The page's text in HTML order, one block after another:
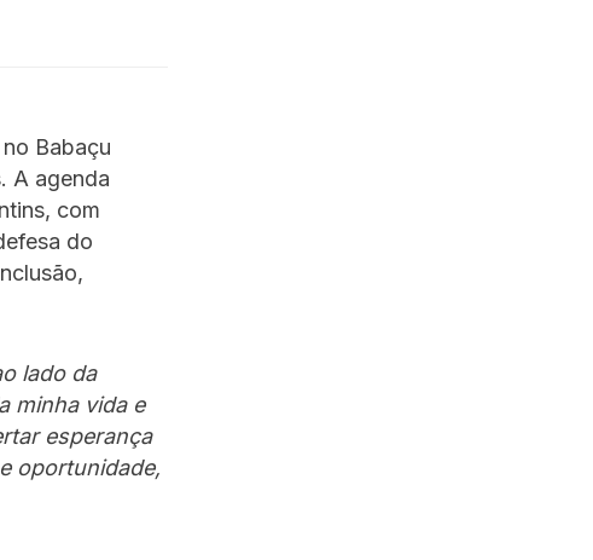
Babaçu
A agenda
com
do
lado da
minha vida e
esperança
oportunidade,